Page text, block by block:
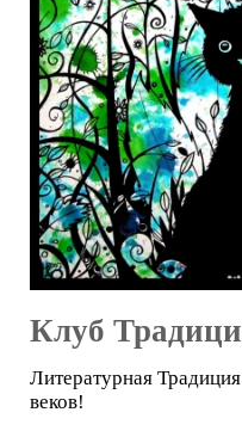
Клуб
Литературная
веков!